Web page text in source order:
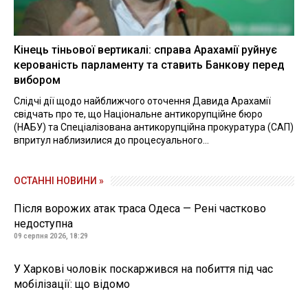
Кінець тіньової вертикалі: справа Арахамії руйнує
керованість парламенту та ставить Банкову перед
вибором
Слідчі дії щодо найближчого оточення Давида Арахамії
свідчать про те, що Національне антикорупційне бюро
(НАБУ) та Спеціалізована антикорупційна прокуратура (САП)
впритул наблизилися до процесуального...
ОСТАННІ НОВИНИ »
Після ворожих атак траса Одеса — Рені частково
недоступна
09 серпня 2026, 18:29
У Харкові чоловік поскаржився на побиття під час
мобілізації: що відомо